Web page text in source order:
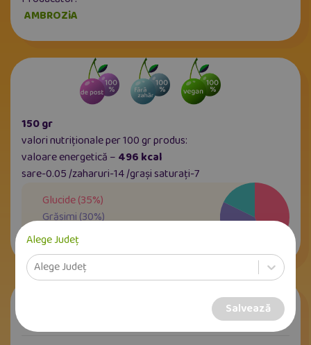
AMBROZiA
150 gr
valori nutriționale per 100 gr produs:
valoare energetică –496 kcal
sare-0.05 /zaharuri-14 /grași saturați-7
Glucide(35%)
Grăsimi(30%)
Proteine
Prăjitura Ciocolată și Arahide (Snickers)de la
Alege Județ
Alege Județ
Salvează